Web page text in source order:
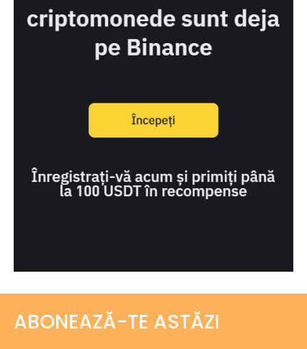
ABONEAZĂ-TE ASTĂZI